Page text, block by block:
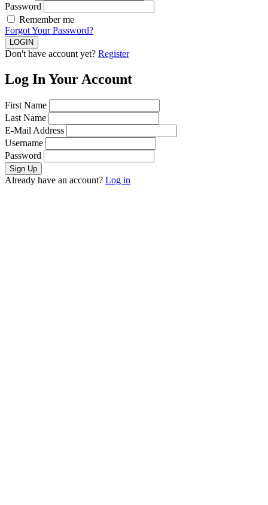
Password
Remember me
Forgot Your Password?
Don't have account yet? Register
Log In Your Account
First Name
Last Name
E-Mail Address
Username
Password
Already have an account? Log in